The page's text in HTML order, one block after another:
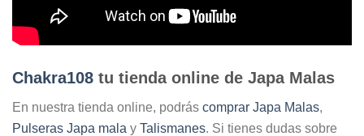
Chakra108 tu tienda online de Japa Malas
En nuestra tienda online, podrás comprar Japa Malas,
Pulseras Japa mala y Talismanes. Si tienes dudas sobre